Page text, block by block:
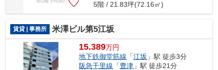
5階 / 21.83坪(72.16㎡)
賃貸 | 事務所 米澤ビル第5江坂
15.389万円
地下鉄御堂筋線 「江坂 」駅 徒歩3分
阪急千里線 「豊津 」駅 徒歩21分